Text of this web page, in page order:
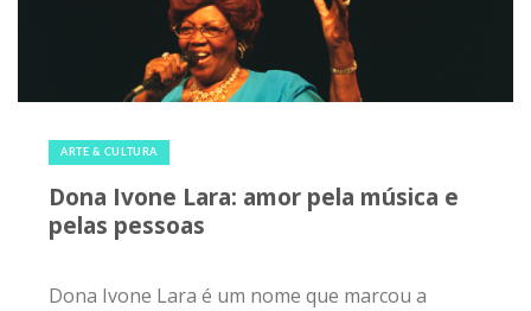
ARTE & CULTURA
Dona Ivone Lara: amor pela música e
pelas pessoas
Dona Ivone Lara é um nome que marcou a